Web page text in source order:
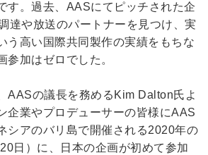
す。過去、AASにてピッチされた企
達や放送のパートナーを見つけ、実
う高い国際共同製作の実績をもちな
参加はゼロでした。
AASの議長を務めるKim Dalton氏よ
企業やプロデューサーの皆様にAAS
シアのバリ島で開催される2020年の
日）に、日本の企画が初めて参加